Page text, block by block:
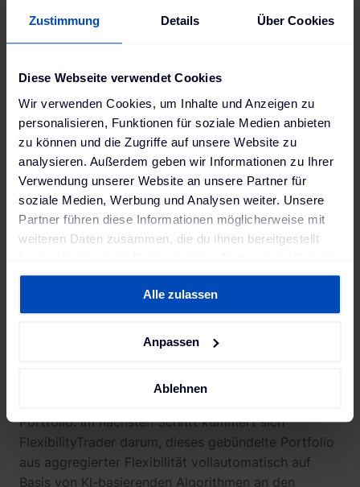
Zustimmung Details Über Cookies
Diese Webseite verwendet Cookies
Wir verwenden Cookies, um Inhalte und Anzeigen zu
personalisieren, Funktionen für soziale Medien anbieten
zu können und die Zugriffe auf unsere Website zu
analysieren. Außerdem geben wir Informationen zu Ihrer
Verwendung unserer Website an unsere Partner für
soziale Medien, Werbung und Analysen weiter. Unsere
Partner führen diese Informationen möglicherweise mit
weiteren Daten zusammen, die du ihnen bereitgestellt
gesammelt haben. Weitere Informationen findest du in
Datenschutzerklärungund unserem
Impressum.
Alle zulassen
Anpassen
Ablehnen
Das Produkt „Route to Market Service” übernimmt
als ganzheitliche Lösung die umfassende
in Regelleistungsmärkten, der lokalen Ansteuerung
Kurzfristhandel. Auf Wunsch können weitere
individuelle Dienstleistungen abgeschlossen werden,
etwa die Unterstützung bei der Befreiung von
Steuern und Umlagen oder ein
Präqualifizierungsservice.
Technologieportfolio
Grundlage für diese Aktivitäten ist das eigens
der cloud-basierte FlexibilityAggregator das
Portfolio. Im nächsten Schritt kümmert sich
FlexibilityTrader darum, dieses gebündelte Portfolio
aus aggregierter Flexibilität vollautomatisch auf
Basis von KI-basierenden Algorithmen an den